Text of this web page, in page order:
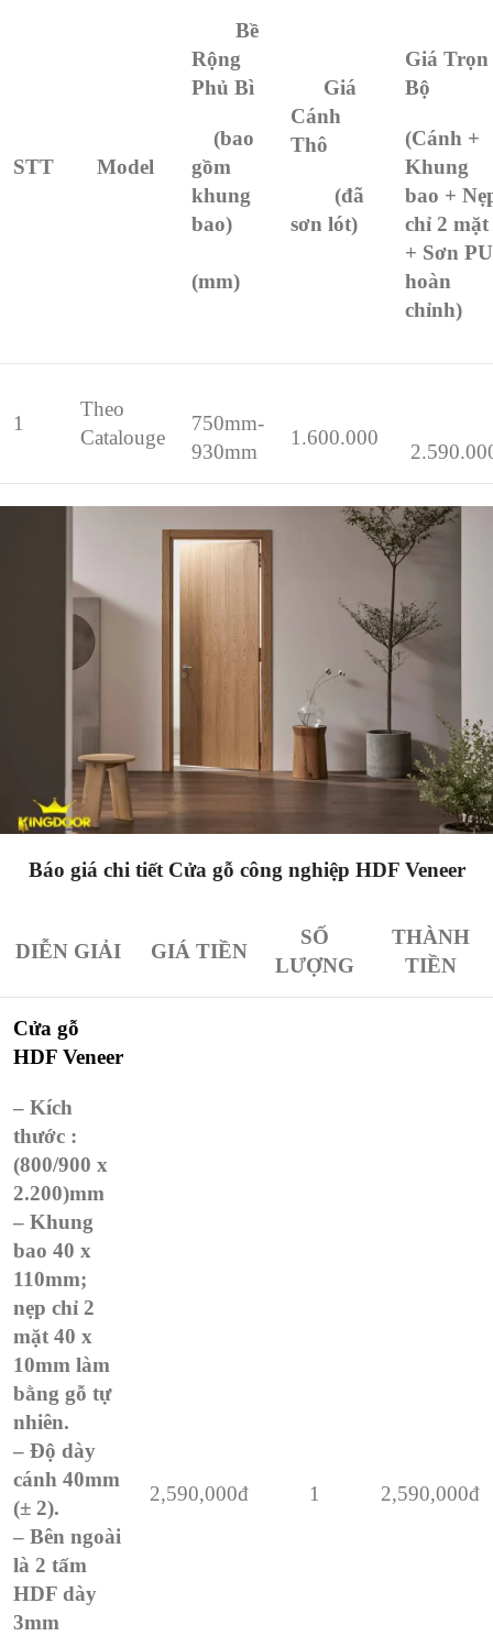
STT Model
Bề
Rộng
Phủ Bì
(bao
gồm
khung
bao)
(mm)
Giá
Cánh
Thô
(đã
sơn lót)
Giá Trọn
Bộ
(Cánh +
Khung
bao +
chỉ 2 mặt
+ Sơn PU
hoàn
chỉnh)
1
Theo
Catalouge
750mm-
930mm
1.600.000
Báo giá chi tiết Cửa gỗ công nghiệp HDF Veneer
DIỄN GIẢI GIÁ TIỀN
SỐ
LƯỢNG
THÀNH
TIỀN
Cửa gỗ
HDF Veneer
– Kích
thước :
(800/900 x
2.200)mm
– Khung
bao 40 x
110mm;
nẹp chỉ 2
mặt 40 x
10mm làm
bằng gỗ tự
nhiên.
– Độ dày
cánh 40mm
(± 2).
– Bên ngoài
là 2 tấm
HDF dày
3mm
2,590,000đ 1 2,590,000đ